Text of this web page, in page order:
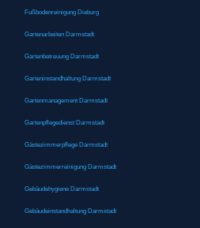
Fußbodenreinigung Dieburg
Gartenarbeiten Darmstadt
Gartenbetreuung Darmstadt
Garteninstandhaltung Darmstadt
Gartenmanagement Darmstadt
Gartenpflegedienst Darmstadt
Gästezimmerpflege Darmstadt
Gästezimmerreinigung Darmstadt
Gebäudehygiene Darmstadt
Gebäudeinstandhaltung Darmstadt